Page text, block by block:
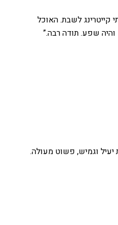
קייטרינג לשבת. האוכל
והיה שפע. תודה רבה.”
וגמיש, פשוט מעולה.